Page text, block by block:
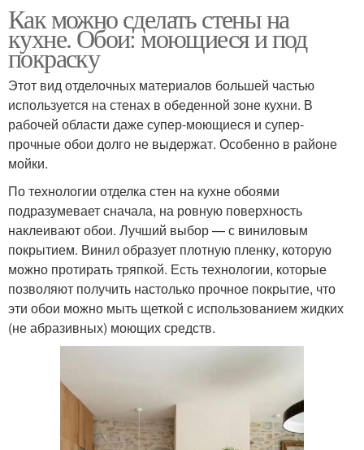
Как можно сделать стены на
кухне. Обои: моющиеся и под
покраску
Этот вид отделочных материалов большей частью
используется на стенах в обеденной зоне кухни. В
рабочей области даже супер-моющиеся и супер-
прочные обои долго не выдержат. Особенно в районе
мойки.
По технологии отделка стен на кухне обоями
подразумевает сначала, на ровную поверхность
наклеивают обои. Лучший выбор — с виниловым
покрытием. Винил образует плотную пленку, которую
можно протирать тряпкой. Есть технологии, которые
позволяют получить настолько прочное покрытие, что
эти обои можно мыть щеткой с использованием жидких
(не абразивных) моющих средств.